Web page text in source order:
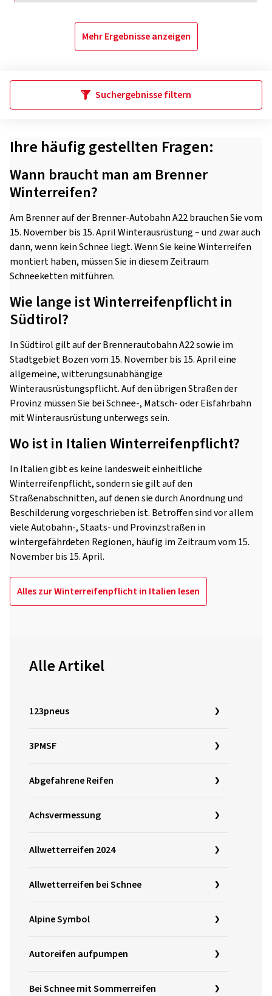
Mehr Ergebnisse anzeigen
Suchergebnisse filtern
Ihre häufig gestellten Fragen:
Wann braucht man am Brenner
Winterreifen?
Am Brenner auf der Brenner-Autobahn A22 brauchen Sie vom
15. November bis 15. April Winterausrüstung – und zwar auch
dann, wenn kein Schnee liegt. Wenn Sie keine Winterreifen
montiert haben, müssen Sie in diesem Zeitraum
Schneeketten mitführen.
Wie lange ist Winterreifenpflicht in
Südtirol?
In Südtirol gilt auf der Brennerautobahn A22 sowie im
Stadtgebiet Bozen vom 15. November bis 15. April eine
allgemeine, witterungsunabhängige
Winterausrüstungspflicht. Auf den übrigen Straßen der
Provinz müssen Sie bei Schnee-, Matsch- oder Eisfahrbahn
mit Winterausrüstung unterwegs sein.
Wo ist in Italien Winterreifenpflicht?
In Italien gibt es keine landesweit einheitliche
Winterreifenpflicht, sondern sie gilt auf den
Straßenabschnitten, auf denen sie durch Anordnung und
Beschilderung vorgeschrieben ist. Betroffen sind vor allem
viele Autobahn-, Staats- und Provinzstraßen in
wintergefährdeten Regionen, häufig im Zeitraum vom 15.
November bis 15. April.
Alles zur Winterreifenpflicht in Italien lesen
Alle Artikel
123pneus
3PMSF
Abgefahrene Reifen
Achsvermessung
Allwetterreifen 2024
Allwetterreifen bei Schnee
Alpine Symbol
Autoreifen aufpumpen
Bei Schnee mit Sommerreifen